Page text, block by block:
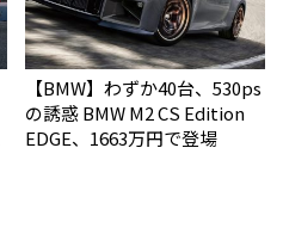
【BMW】わずか40台、530ps
の誘惑 BMW M2 CS Edition
EDGE、1663万円で登場